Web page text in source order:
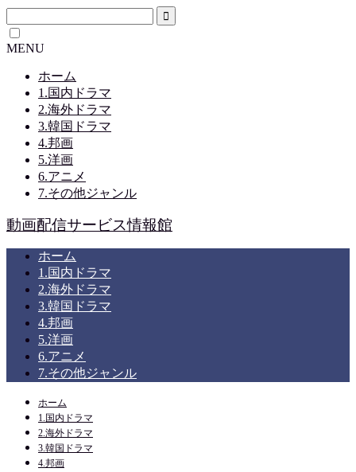
MENU
ホーム
1.国内ドラマ
2.海外ドラマ
3.韓国ドラマ
4.邦画
5.洋画
6.アニメ
7.その他ジャンル
動画配信サービス情報館
ホーム
1.国内ドラマ
2.海外ドラマ
3.韓国ドラマ
4.邦画
5.洋画
6.アニメ
7.その他ジャンル
ホーム
1.国内ドラマ
2.海外ドラマ
3.韓国ドラマ
4.邦画